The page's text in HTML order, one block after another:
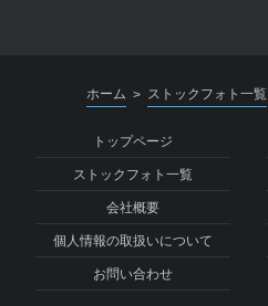
ホーム > ストックフォト一覧
トップページ
ストックフォト一覧
会社概要
個人情報の取扱いについて
お問い合わせ